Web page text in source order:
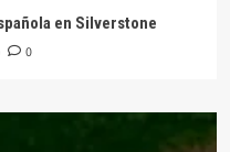
en Silverstone
0